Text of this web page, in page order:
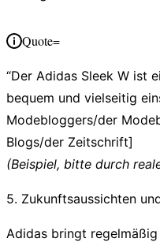
Quote=
“Der Adidas Sleek W ist
bequem und vielseitig
Modebloggers/der
Blogs/der Zeitschrift]
(Beispiel, bitte durch
5. Zukunftsaussichten
Adidas bringt